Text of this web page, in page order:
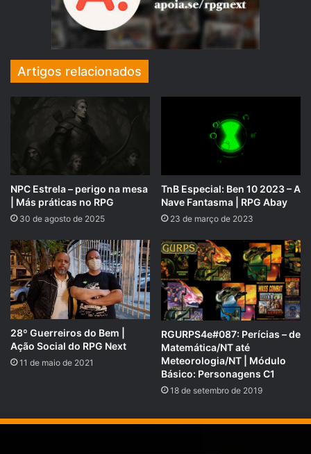
veja nossas recompensas:
picpay.me/rpgnext
Artigos relacionados
NPC Estrela – perigo na mesa
| Más práticas no RPG
30 de agosto de 2025
TnB Especial: Ben 10 2023 – A
Nave Fantasma | RPG Abay
23 de março de 2023
28º Guerreiros do Bem |
Ação Social do RPG Next
11 de maio de 2021
RGURPS4e#087: Perícias – de
Matemática/NT até
Meteorologia/NT | Módulo
Básico: Personagens C1
18 de setembro de 2019